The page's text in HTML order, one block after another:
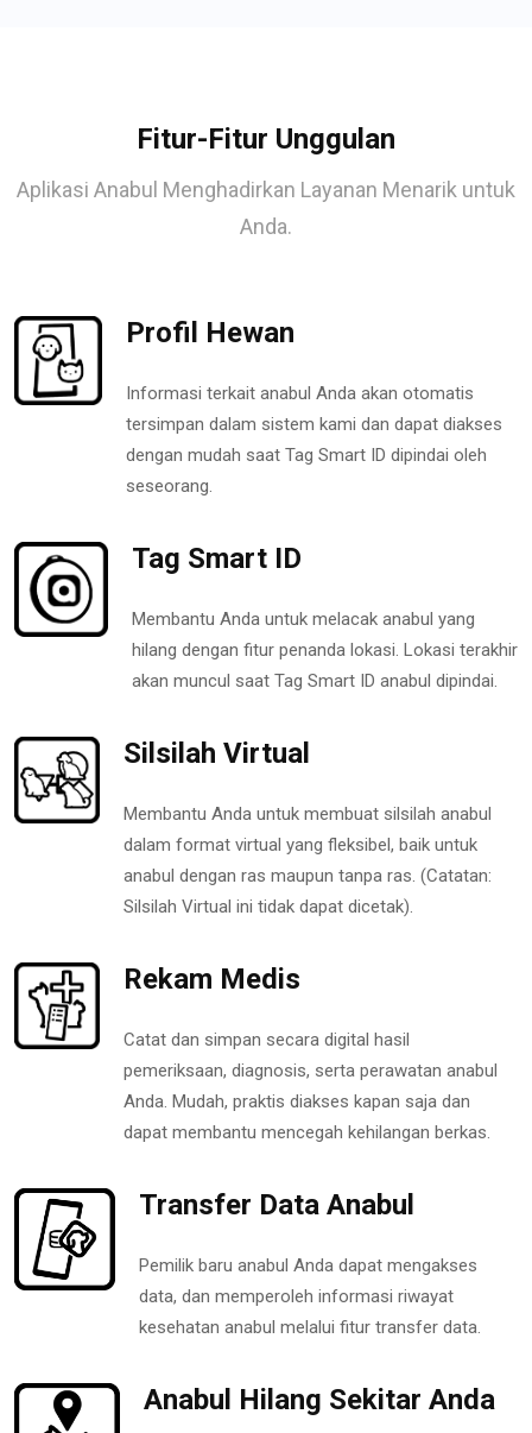
Fitur-Fitur Unggulan
Aplikasi Anabul Menghadirkan Layanan Menarik untuk
Anda.
Profil Hewan
Informasi terkait anabul Anda akan otomatis
tersimpan dalam sistem kami dan dapat diakses
dengan mudah saat Tag Smart ID dipindai oleh
seseorang.
Tag Smart ID
Membantu Anda untuk melacak anabul yang
hilang dengan fitur penanda lokasi. Lokasi terakhir
akan muncul saat Tag Smart ID anabul dipindai.
Silsilah Virtual
Membantu Anda untuk membuat silsilah anabul
dalam format virtual yang fleksibel, baik untuk
anabul dengan ras maupun tanpa ras. (Catatan:
Silsilah Virtual ini tidak dapat dicetak).
Rekam Medis
Catat dan simpan secara digital hasil
pemeriksaan, diagnosis, serta perawatan anabul
Anda. Mudah, praktis diakses kapan saja dan
dapat membantu mencegah kehilangan berkas.
Transfer Data Anabul
Pemilik baru anabul Anda dapat mengakses
data, dan memperoleh informasi riwayat
kesehatan anabul melalui fitur transfer data.
Anabul Hilang Sekitar Anda